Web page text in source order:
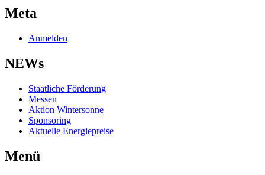
Meta
Anmelden
NEWs
Staatliche Förderung
Messen
Aktion Wintersonne
Sponsoring
Aktuelle Energiepreise
Menü